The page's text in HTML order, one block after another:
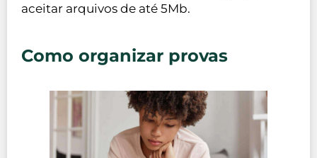
aceitar arquivos de até 5Mb.
Como organizar provas